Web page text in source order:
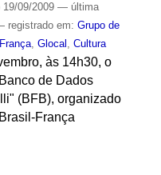
19/09/2009 — última
registrado em: Grupo de
França, Glocal Cultura
às 14h30, o
de Dados
(BFB), organizado
França